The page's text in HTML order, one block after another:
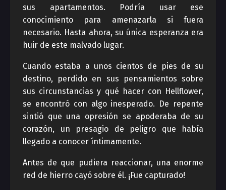
sus apartamentos. Podría usar ese
conocimiento para amenazarla si fuera
necesario. Hasta ahora, su única esperanza era
huir de este malvado lugar.
Cuando estaba a unos cientos de pies de su
destino, perdido en sus pensamientos sobre
sus circunstancias y qué hacer con Hellflower,
se encontró con algo inesperado. De repente
sintió que una opresión se apoderaba de su
corazón, un presagio de peligro que había
llegado a conocer íntimamente.
Antes de que pudiera reaccionar, una enorme
red de hierro cayó sobre él. ¡Fue capturado!